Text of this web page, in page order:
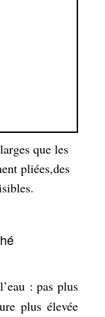
que les
pliées,des
: pas plus
plus élevée